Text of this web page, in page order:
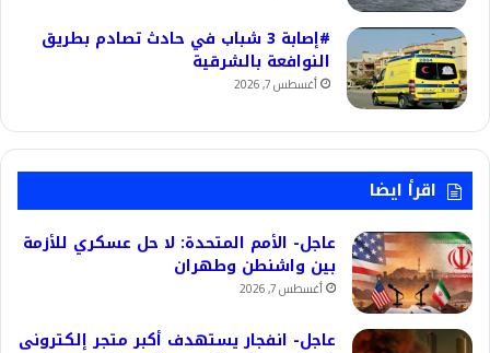
#إصابة 3 شباب في حادث تصادم بطريق
النوافعة بالشرقية
أغسطس 7, 2026
اقرأ ايضا
عاجل- الأمم المتحدة: لا حل عسكري للأزمة
بين واشنطن وطهران
أغسطس 7, 2026
عاجل- انفجار يستهدف أكبر متجر إلكترونى